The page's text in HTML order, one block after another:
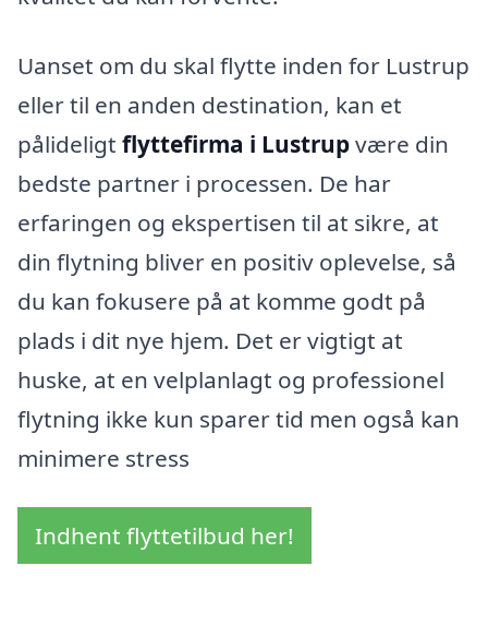
Uanset om du skal flytte inden for Lustrup
eller til en anden destination, kan et
pålideligt flyttefirma i Lustrupvære din
bedste partner i processen. De har
erfaringen og ekspertisen til at sikre, at
din flytning bliver en positiv oplevelse, så
du kan fokusere på at komme godt på
plads i dit nye hjem. Det er vigtigt at
huske, at en velplanlagt og professionel
flytning ikke kun sparer tid men også kan
minimere stress
Indhent flyttetilbud her!